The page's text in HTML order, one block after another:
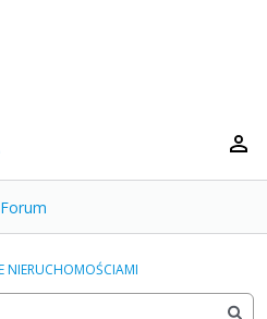
Forum
NIERUCHOMOŚCIAMI